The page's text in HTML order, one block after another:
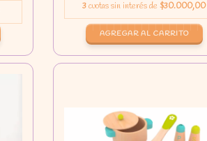
3 cuotas sin interés de $30.000,00